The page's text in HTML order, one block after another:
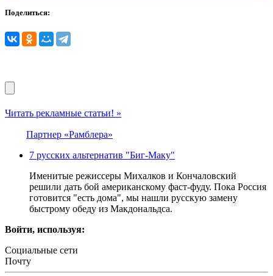
Поделиться:
Читать рекламные статьи! »
Партнер «Рамблера»
7 русских альтернатив "Биг-Маку"
Именитые режиссеры Михалков и Кончаловский
решили дать бой американскому фаст-фуду. Пока Россия
готовится "есть дома", мы нашли русскую замену
быстрому обеду из Макдональдса.
Войти, используя:
Социальные сети
Почту